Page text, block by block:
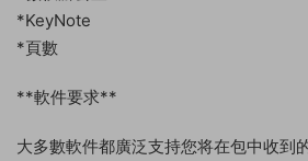
*KeyNote
*頁數
**軟件要求**
大多數軟件都廣泛支持您将在包中收到